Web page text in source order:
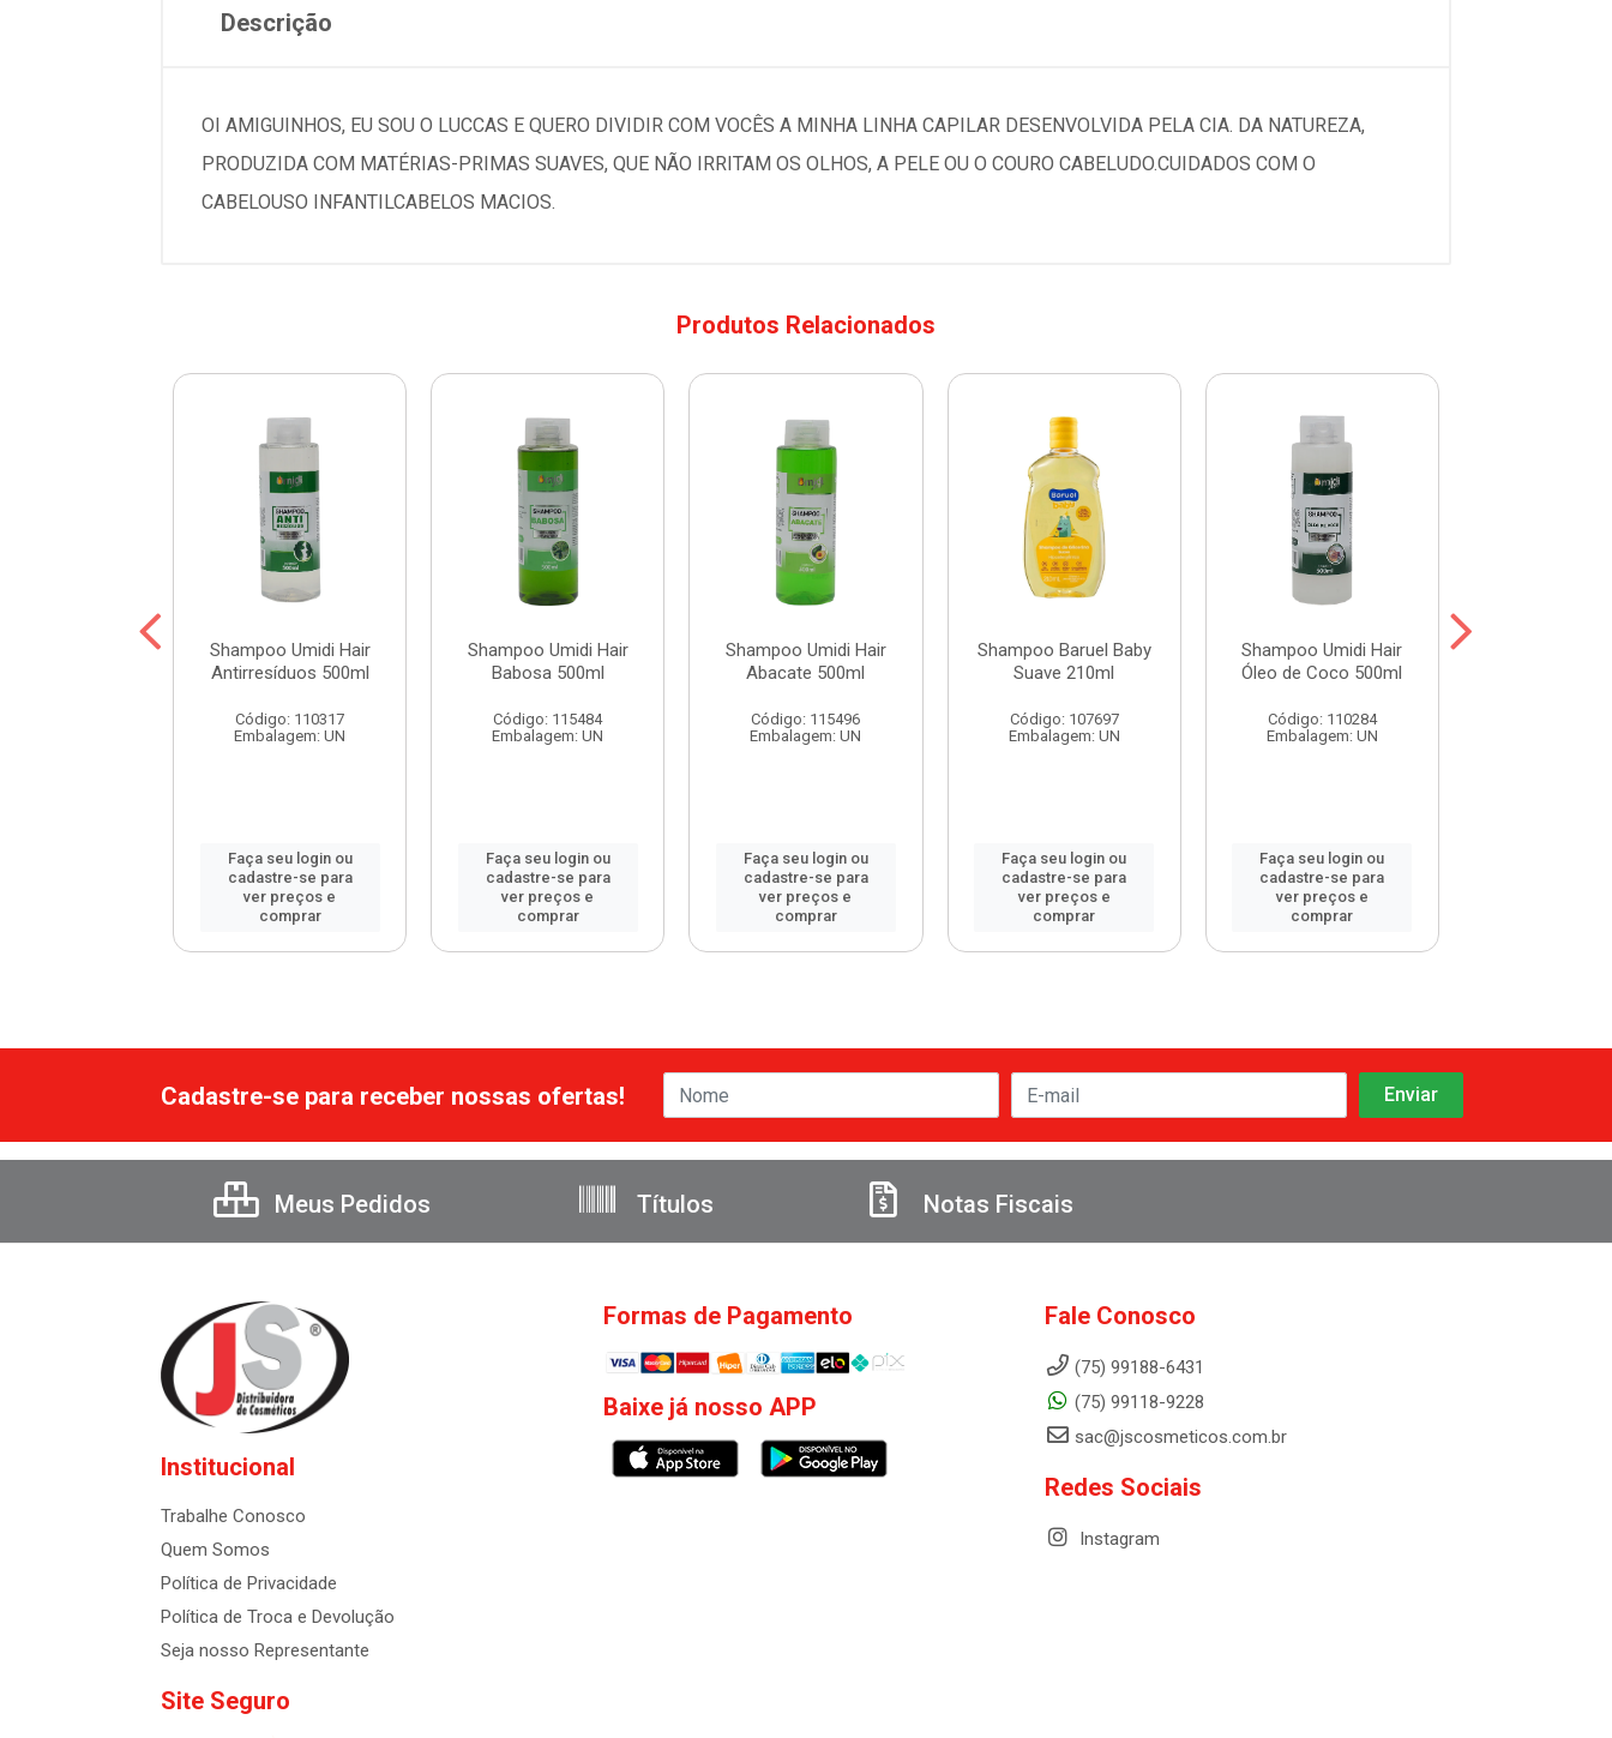
Descrição
OI AMIGUINHOS, EU SOU O LUCCAS E QUERO DIVIDIR COM VOCÊS A MINHA LINHA CAPILAR DESENVOLVIDA PELA CIA. DA NATUREZA,
PRODUZIDA COM MATÉRIAS-PRIMAS SUAVES, QUE NÃO IRRITAM OS OLHOS, A PELE OU O COURO CABELUDO.CUIDADOS COM O
CABELOUSO INFANTILCABELOS MACIOS.
Produtos Relacionados
Shampoo Umidi Hair
Antirresíduos 500ml
Código: 110317
Embalagem: UN
Faça seu login ou
cadastre-se para
ver preços e
comprar
Shampoo Umidi Hair
Babosa 500ml
Código: 115484
Embalagem: UN
Faça seu login ou
cadastre-se para
ver preços e
comprar
Shampoo Umidi Hair
Abacate 500ml
Código: 115496
Embalagem: UN
Faça seu login ou
cadastre-se para
ver preços e
comprar
Shampoo Baruel Baby
Suave 210ml
Código: 107697
Embalagem: UN
Faça seu login ou
cadastre-se para
ver preços e
comprar
Shampoo Umidi Hair
Óleo de Coco 500ml
Código: 110284
Embalagem: UN
Faça seu login ou
cadastre-se para
ver preços e
comprar
Cadastre-se para receber nossas ofertas!
Meus Pedidos Títulos Notas Fiscais
Institucional
Trabalhe Conosco
Quem Somos
Política de Privacidade
Política de Troca e Devolução
Seja nosso Representante
Site Seguro
Formas de Pagamento
Baixe já nosso APP
Fale Conosco
(75) 99188-6431
(75) 99118-9228
sac@jscosmeticos.com.br
Redes Sociais
Instagram